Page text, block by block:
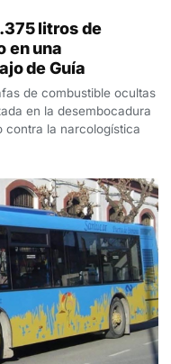
litros de
en una
de Guía
de combustible ocultas
en la desembocadura
contra la narcologística